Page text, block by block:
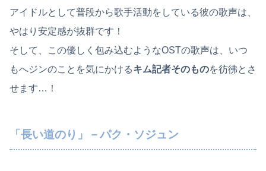
アイドルとして普段から歌手活動をしている彼の歌声は、
やはり安定感が抜群です！
そして、この優しく包み込むようなOSTの歌声は、いつ
もへジンのことを気にかけるキム記者そのものを彷彿とさ
せます…！
「長い道のり」－パク・ソジュン